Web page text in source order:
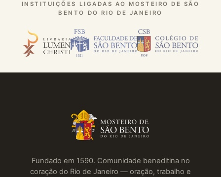
INSTITUIÇÕES LIGADAS AO MOSTEIRO DE SÃO
BENTO DO RIO DE JANEIRO
Fundado em 1590. Comunidade beneditina no
coração do Rio de Janeiro — oração, trabalho e